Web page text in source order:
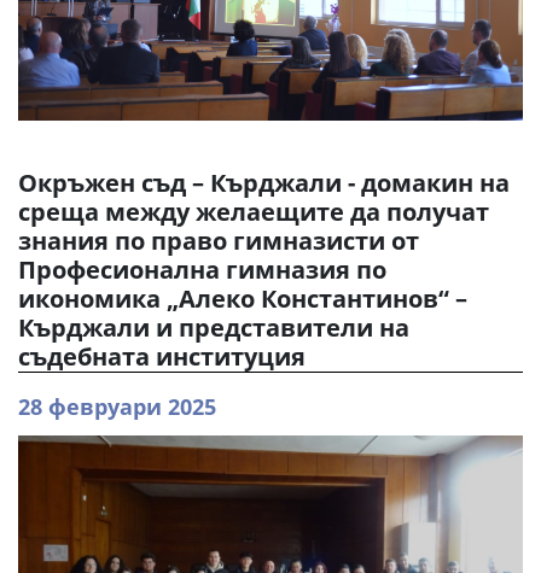
Окръжен съд – Кърджали - домакин на
среща между желаещите да получат
знания по право гимназисти от
Професионална гимназия по
икономика „Алеко Константинов“ –
Кърджали и представители на
съдебната институция
28 февруари 2025